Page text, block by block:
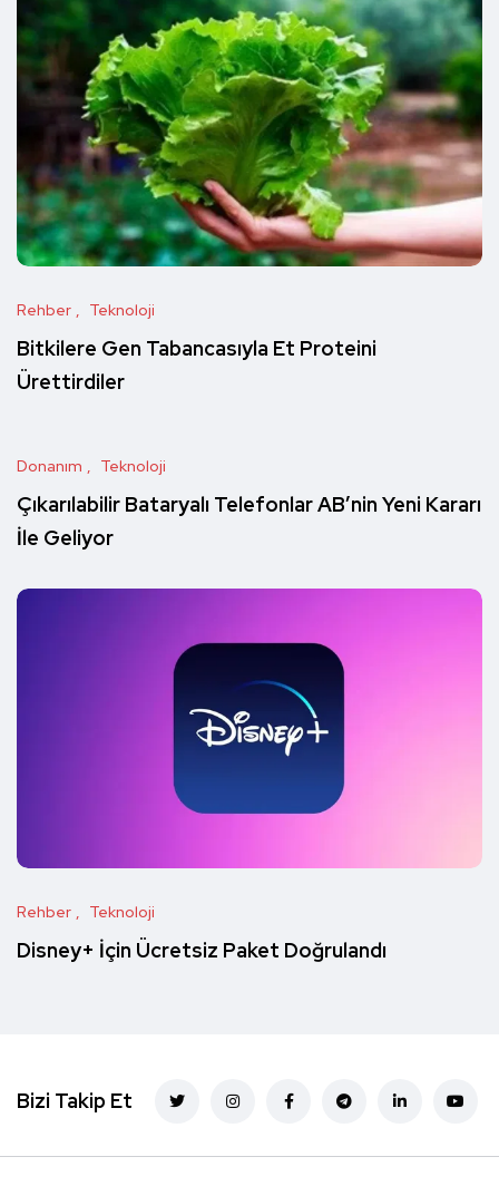
Rehber Teknoloji
Bitkilere Gen Tabancasıyla Et Proteini
Ürettirdiler
Donanım Teknoloji
Çıkarılabilir Bataryalı Telefonlar AB’nin Yeni Kararı
İle Geliyor
Rehber Teknoloji
Disney+ İçin Ücretsiz Paket Doğrulandı
Bizi Takip Et